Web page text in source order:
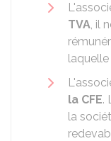
TVA, il
la CFE.
la